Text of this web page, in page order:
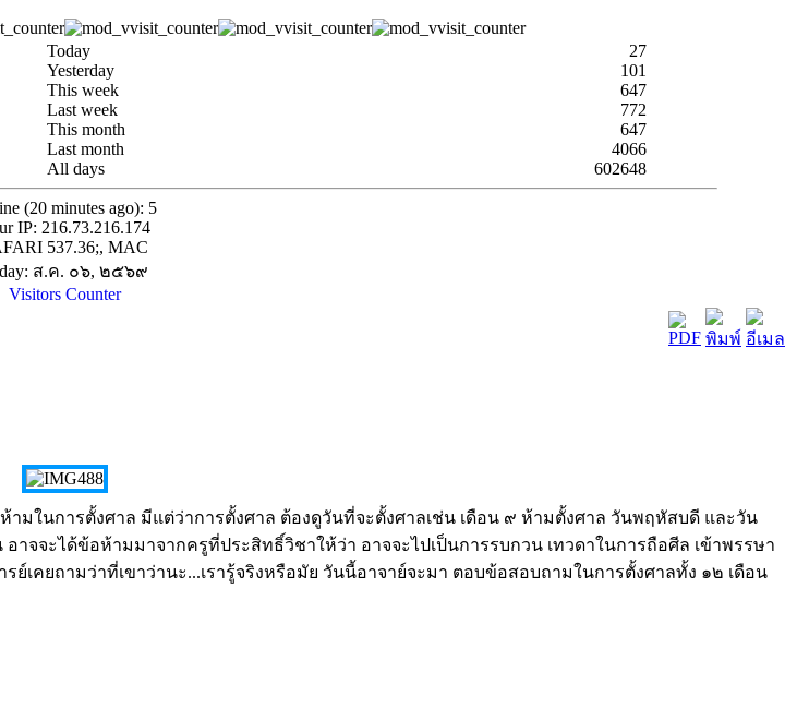
Today
27
Yesterday
101
This week
647
Last week
772
This month
647
Last month
4066
All days
602648
(20 minutes ago): 5
IP: 216.73.216.174
537.36;, MAC
ส.ค. ๐๖, ๒๕๖๙
Visitors Counter
ในการตั้งศาล มีแต่ว่าการตั้งศาล ต้องดูวันที่จะตั้งศาลเช่น เดือน ๙ ห้ามตั้งศาล วันพฤหัสบดี และวัน
จจะได้ข้อห้ามมาจากครูที่ประสิทธิ์วิชาให้ว่า อาจจะไปเป็นการรบกวน เทวดาในการถือศีล เข้าพรรษา
ย์เคยถามว่าที่เขาว่านะ...เรารู้จริงหรือมัย วันนี้อาจาย์จะมา ตอบข้อสอบถามในการตั้งศาลทั้ง ๑๒ เดือน